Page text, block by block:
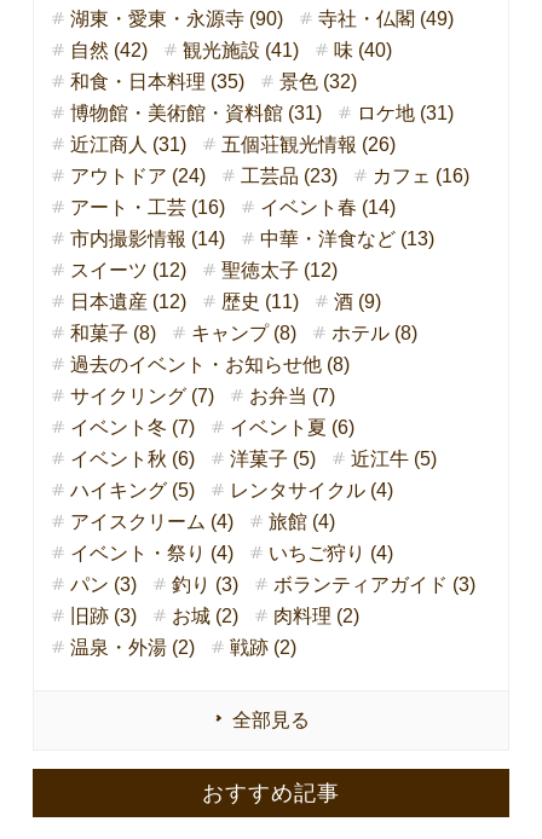
湖東・愛東・永源寺 (90)
寺社・仏閣 (49)
自然 (42)
観光施設 (41)
味 (40)
和食・日本料理 (35)
景色 (32)
博物館・美術館・資料館 (31)
ロケ地 (31)
近江商人 (31)
五個荘観光情報 (26)
アウトドア (24)
工芸品 (23)
カフェ (16)
アート・工芸 (16)
イベント春 (14)
市内撮影情報 (14)
中華・洋食など (13)
スイーツ (12)
聖徳太子 (12)
日本遺産 (12)
歴史 (11)
酒 (9)
和菓子 (8)
キャンプ (8)
ホテル (8)
過去のイベント・お知らせ他 (8)
サイクリング (7)
お弁当 (7)
イベント冬 (7)
イベント夏 (6)
イベント秋 (6)
洋菓子 (5)
近江牛 (5)
ハイキング (5)
レンタサイクル (4)
アイスクリーム (4)
旅館 (4)
イベント・祭り (4)
いちご狩り (4)
パン (3)
釣り (3)
ボランティアガイド (3)
旧跡 (3)
お城 (2)
肉料理 (2)
温泉・外湯 (2)
戦跡 (2)
全部見る
おすすめ記事